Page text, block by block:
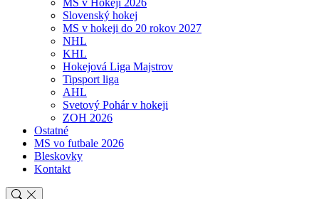
MS v Hokeji 2026
Slovenský hokej
MS v hokeji do 20 rokov 2027
NHL
KHL
Hokejová Liga Majstrov
Tipsport liga
AHL
Svetový Pohár v hokeji
ZOH 2026
Ostatné
MS vo futbale 2026
Bleskovky
Kontakt